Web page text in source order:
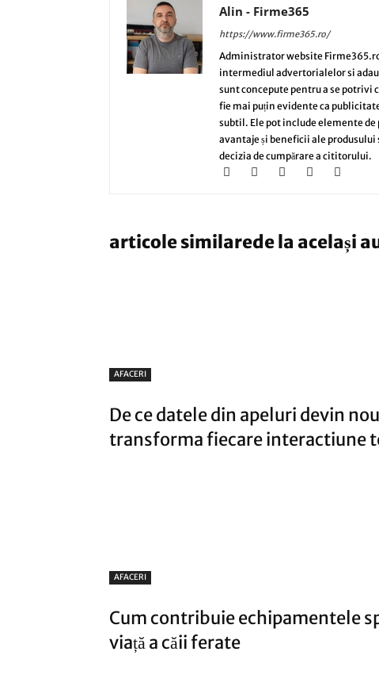
Alin - Firme365
https://www.firme365.ro/
Administrator website
intermediul advertorialelor si
sunt concepute pentru a se potrivi
fie mai puțin evidente ca
subtil. Ele pot include elemente
avantaje și beneficii ale
decizia de cumpărare a cititorului.
articole similarede la același